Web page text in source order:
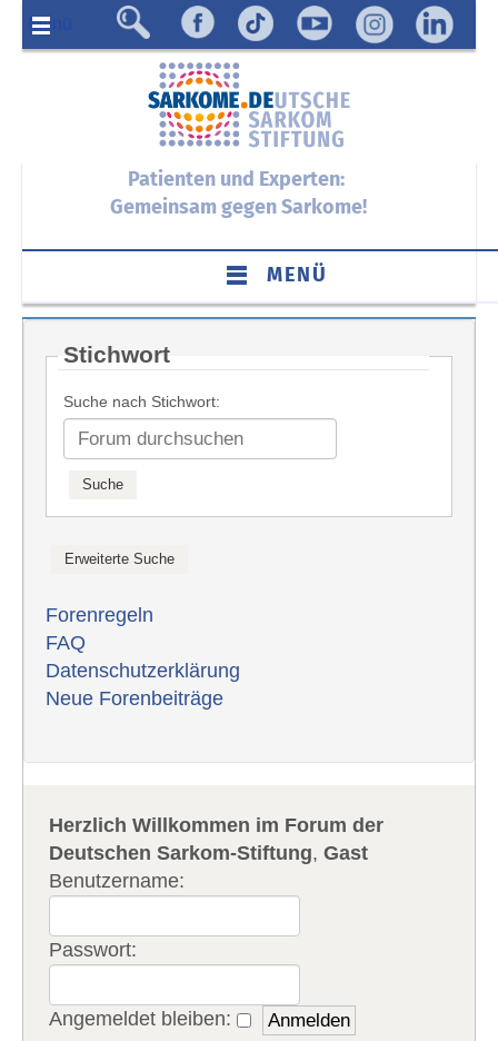
Menü
Patienten und Experten:
Gemeinsam gegen Sarkome!
MENÜ
Stichwort
Suche nach Stichwort:
Forenregeln
FAQ
Datenschutzerklärung
Neue Forenbeiträge
Herzlich Willkommen im Forum der
Deutschen Sarkom-Stiftung,Gast
Benutzername:
Passwort:
Angemeldet bleiben: